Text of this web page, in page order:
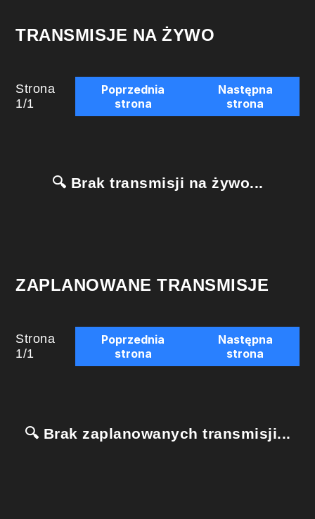
TRANSMISJE NA ŻYWO
Strona
1/1
Poprzednia
strona
Następna
strona
🔍 Brak transmisji na żywo...
ZAPLANOWANE TRANSMISJE
Strona
1/1
Poprzednia
strona
Następna
strona
🔍 Brak zaplanowanych transmisji...